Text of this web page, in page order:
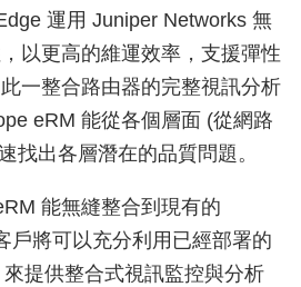
運用 Juniper Networks 無
以更高的維運效率，支援彈性
一整合路由器的完整視訊分析
eRM 能從各個層面 (從網路
找出各層潛在的品質問題。
能無縫整合到現有的
戶將可以充分利用已經部署的
提供整合式視訊監控與分析